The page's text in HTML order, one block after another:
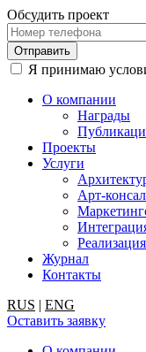
Обсудить проект
Я принимаю
О компании
Награды
Проекты
Услуги
Арт-
Реализация
Журнал
Контакты
RUS | ENG
Оставить заявку